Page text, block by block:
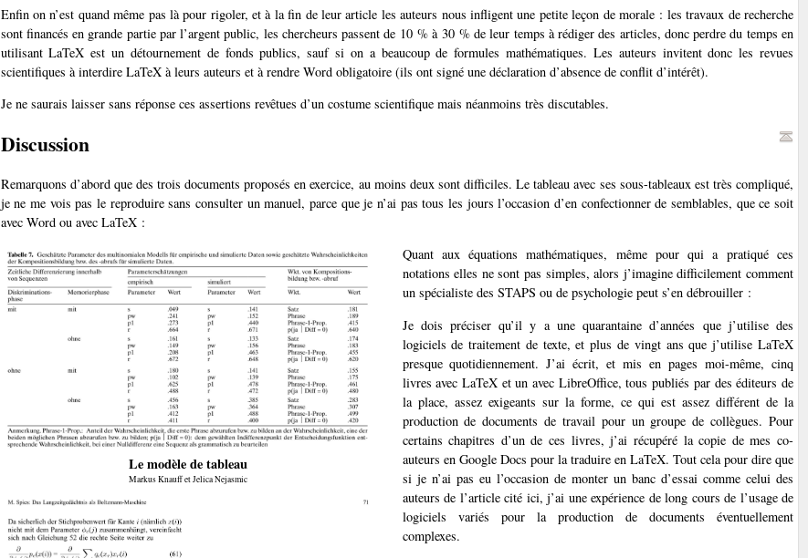
Enfin on n’est quand même pas là pour rigoler, et à la fin de leur article les auteurs nous infligent une petite leçon de morale : les travaux de recherche
sont financés en grande partie par l’argent public, les chercheurs passent de 10 % à 30 % de leur temps à rédiger des articles, donc perdre du temps en
utilisant LaTeX est un détournement de fonds publics, sauf si on a beaucoup de formules mathématiques. Les auteurs invitent donc les revues
scientifiques à interdire LaTeX à leurs auteurs et à rendre Word obligatoire (ils ont signé une déclaration d’absence de conflit d’intérêt).
Je ne saurais laisser sans réponse ces assertions revêtues d’un costume scientifique mais néanmoins très discutables.
Discussion
Remarquons d’abord que des trois documents proposés en exercice, au moins deux sont difficiles. Le tableau avec ses sous-tableaux est très compliqué,
je ne me vois pas le reproduire sans consulter un manuel, parce que je n’ai pas tous les jours l’occasion d’en confectionner de semblables, que ce soit
avec Word ou avec LaTeX :
Le modèle de tableau
Markus Knauff et Jelica Nejasmic
Quant aux équations mathématiques, même pour qui a pratiqué ces
notations elles ne sont pas simples, alors j’imagine difficilement comment
un spécialiste des STAPS ou de psychologie peut s’en débrouiller :
Je dois préciser qu’il y a une quarantaine d’années que j’utilise des
logiciels de traitement de texte, et plus de vingt ans que j’utilise LaTeX
presque quotidiennement. J’ai écrit, et mis en pages moi-même, cinq
livres avec LaTeX et un avec LibreOffice, tous publiés par des éditeurs de
la place, assez exigeants sur la forme, ce qui est assez différent de la
production de documents de travail pour un groupe de collègues. Pour
certains chapitres d’un de ces livres, j’ai récupéré la copie de mes co-
auteurs en Google Docs pour la traduire en LaTeX. Tout cela pour dire que
si je n’ai pas eu l’occasion de monter un banc d’essai comme celui des
auteurs de l’article cité ici, j’ai une expérience de long cours de l’usage de
logiciels variés pour la production de documents éventuellement
complexes.